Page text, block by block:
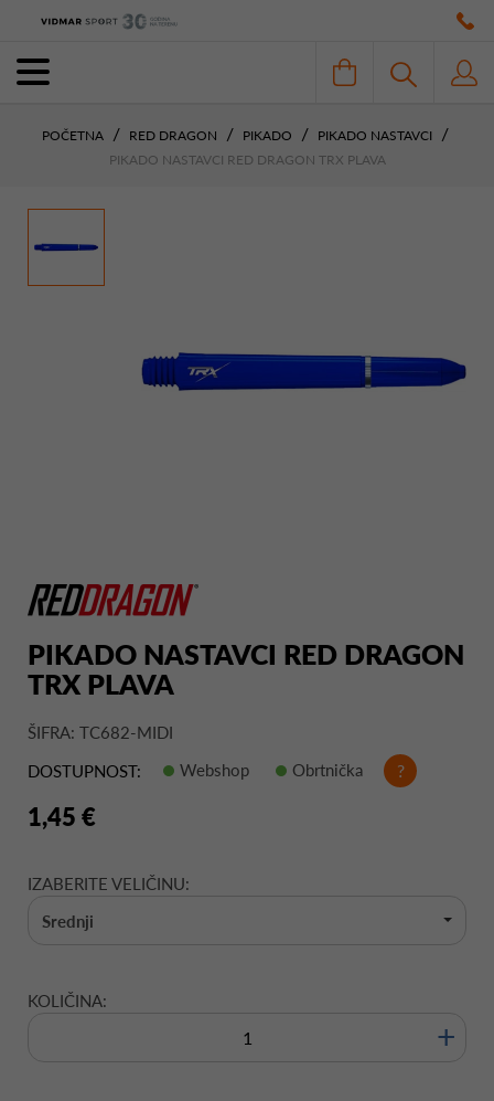
POČETNA RED DRAGON PIKADO
PIKADO NASTAVCI
PIKADO NASTAVCI RED DRAGON TRX PLAVA
PIKADO NASTAVCI RED DRAGON
TRX PLAVA
ŠIFRA: TC682-MIDI
DOSTUPNOST:
Webshop Obrtnička ?
1,45 €
IZABERITE VELIČINU:
Srednji
KOLIČINA:
+